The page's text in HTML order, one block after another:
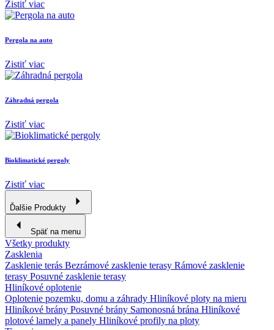
Zistiť viac
Pergola na auto
Zistiť viac
Záhradná pergola
Zistiť viac
Bioklimatické pergoly
Zistiť viac
Ďalšie Produkty
Späť na menu
Všetky produkty
Zasklenia
Zasklenie terás Bezrámové zasklenie terasy Rámové zasklenie
terasy Posuvné zasklenie terasy
Hliníkové oplotenie
Oplotenie pozemku, domu a záhrady Hliníkové ploty na mieru
Hliníkové brány Posuvné brány Samonosná brána Hliníkové
plotové lamely a panely Hliníkové profily na ploty